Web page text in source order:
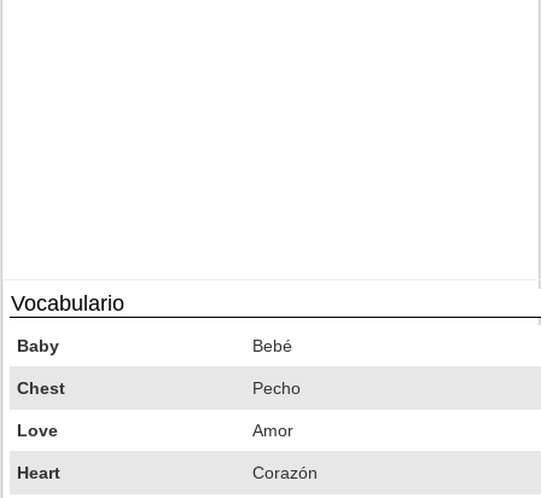
Vocabulario
Baby Bebé
Chest Pecho
Love Amor
Heart Corazón